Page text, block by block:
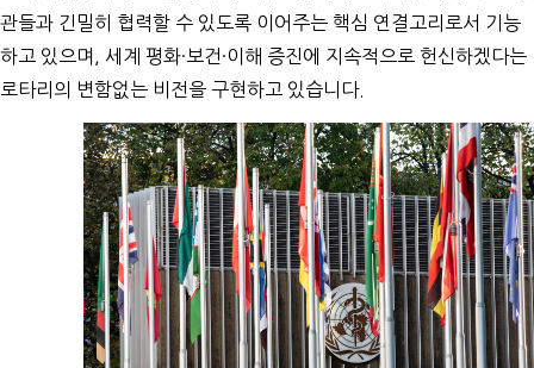
관들과 긴밀히 협력할 수 있도록 이어주는 핵심 연결고리로서 기능
하고 있으며, 세계 평화·보건·이해 증진에 지속적으로 헌신하겠다는
로타리의 변함없는 비전을 구현하고 있습니다.